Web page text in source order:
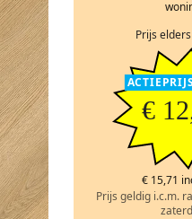
Prijs
€
€ 15,71
Prijs geldig i.c.m.